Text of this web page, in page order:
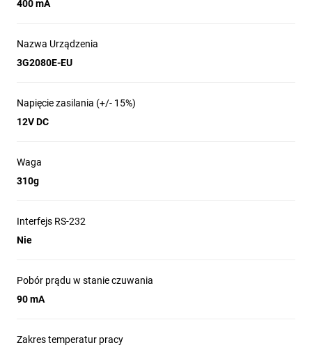
400 mA
Nazwa Urządzenia
3G2080E-EU
Napięcie zasilania (+/- 15%)
12V DC
Waga
310g
Interfejs RS-232
Nie
Pobór prądu w stanie czuwania
90 mA
Zakres temperatur pracy